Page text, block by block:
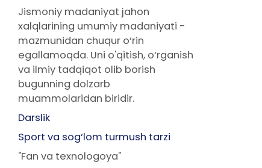
Jismoniy madaniyat jahon
xalqlarining umumiy madaniyati -
mazmunidan chuqur o‘rin
egallamoqda. Uni o'qitish, o‘rganish
va ilmiy tadqiqot olib borish
bugunning dolzarb
muammolaridan biridir.
Darslik
Sport va sog‘lom turmush tarzi
"Fan va texnologoya"